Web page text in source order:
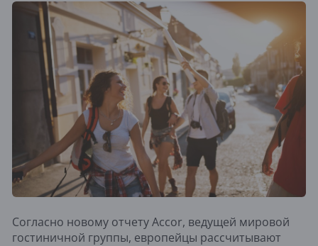
Согласно новому отчету Accor, ведущей мировой
гостиничной группы, европейцы рассчитывают